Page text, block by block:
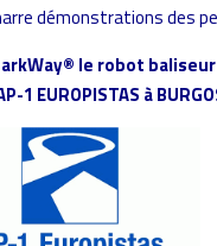
démonstrations des
le robot
1 EUROPISTAS à